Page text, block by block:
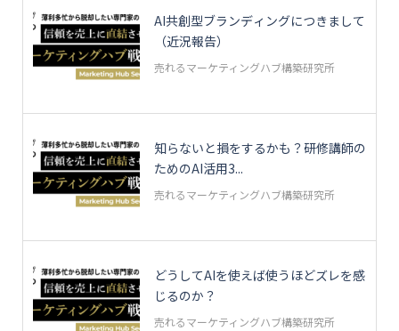
AI共創型ブランディングにつきまして
（近況報告）
売れるマーケティングハブ構築研究所
知らないと損をするかも？研修講師の
ためのAI活用3...
売れるマーケティングハブ構築研究所
どうしてAIを使えば使うほどズレを感
じるのか？
売れるマーケティングハブ構築研究所